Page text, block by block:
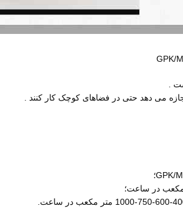
اجازه می دهد حتی در فضاهای کوچک کار کنند .